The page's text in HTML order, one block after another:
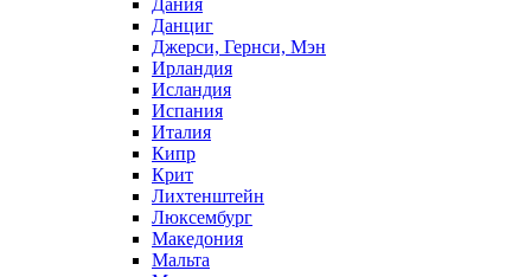
Дания
Данциг
Джерси, Гернси, Мэн
Ирландия
Исландия
Испания
Италия
Кипр
Крит
Лихтенштейн
Люксембург
Македония
Мальта